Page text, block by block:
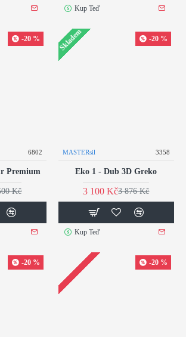
Kup Teď
-20 %
6802
Premium
Kč
Skladem -20 %
MASTERsil 3358
Eko 1 - Dub 3D Greko
3 100 Kč3 876 Kč
Kup Teď
-20 % -20 %